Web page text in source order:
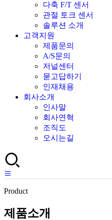
다축 F/T 센서
관절 토크 센서
솔루션 소개
고객지원
제품문의
A/S문의
저널센터
묻고답하기
인재채용
회사소개
인사말
회사연혁
조직도
오시는길
Product
제품소개